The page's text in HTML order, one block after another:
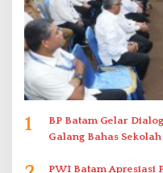
1
BP Batam Gelar
Galang Bahas
PWI Batam Apresiasi